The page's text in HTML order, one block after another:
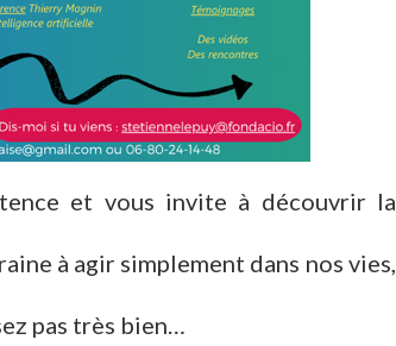
et vous invite à découvrir la
à agir simplement dans nos vies,
pas très bien…